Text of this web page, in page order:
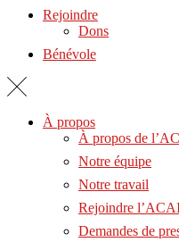
Rejoindre
Dons
Bénévole
À propos
À propos de
Notre équipe
Notre travail
Rejoindre
Demandes de